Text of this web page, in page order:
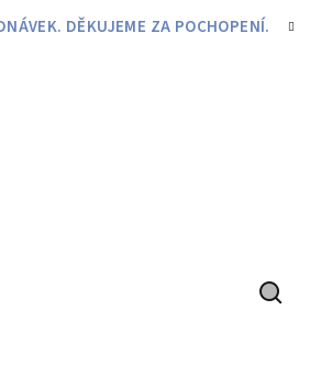
DĚKUJEME ZA POCHOPENÍ.